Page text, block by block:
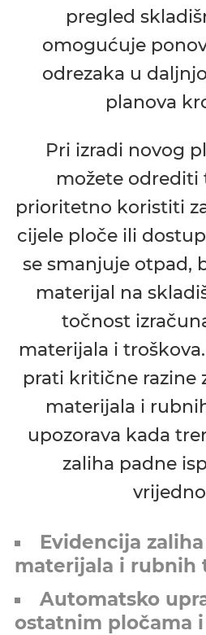
pregled
omogućuje
odrezaka u
planova
Pri izradi novog
možete odrediti
prioritetno koristiti
cijele ploče ili
se smanjuje otpad,
materijal na
točnost
materijala i
prati kritične razine
materijala i
upozorava kada
zaliha padne
Evidencija
materijala i rubnih
Automatsko
ostatnim pločama